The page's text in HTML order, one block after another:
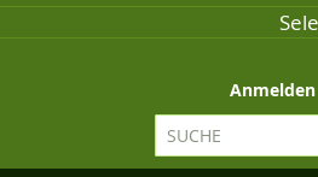
Zum
Inhalt
springen
Anmelden
Suche